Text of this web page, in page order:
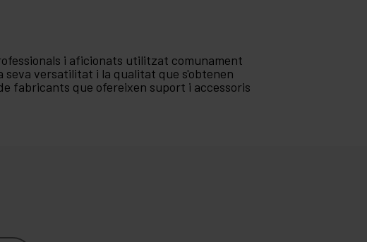
i aficionats utilitzat comunament
seva versatilitat i la qualitat que s'obtenen
fabricants que ofereixen suport i accessoris